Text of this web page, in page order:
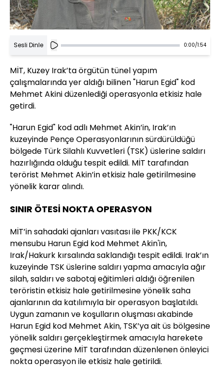
Sesli Dinle 0:00/1:54
MİT, Kuzey Irak’ta örgütün tünel yapım
çalışmalarında yer aldığı bilinen "Harun Egid" kod
Mehmet Akini düzenlediği operasyonla etkisiz hale
getirdi.
"Harun Egid" kod adlı Mehmet Akin’in, Irak’ın
kuzeyinde Pençe Operasyonlarının sürdürüldüğü
bölgede Türk Silahlı Kuvvetleri (TSK) üslerine saldırı
hazırlığında olduğu tespit edildi. MİT tarafından
terörist Mehmet Akin’in etkisiz hale getirilmesine
yönelik karar alındı.
SINIR ÖTESİ NOKTA OPERASYON
MİT’in sahadaki ajanları vasıtası ile PKK/KCK
mensubu Harun Egid kod Mehmet Akin'in,
Irak/Hakurk kırsalında saklandığı tespit edildi. Irak’ın
kuzeyinde TSK üslerine saldırı yapma amacıyla ağır
silah, saldırı ve sabotaj eğitimleri aldığı öğrenilen
teröristin etkisiz hale getirilmesine yönelik saha
ajanlarının da katılımıyla bir operasyon başlatıldı.
Uygun zamanın ve koşulların oluşması akabinde
Harun Egid kod Mehmet Akin, TSK’ya ait üs bölgesine
yönelik saldırı gerçekleştirmek amacıyla harekete
geçmesi üzerine MİT tarafından düzenlenen önleyici
nokta operasyon ile etkisiz hale getirildi.